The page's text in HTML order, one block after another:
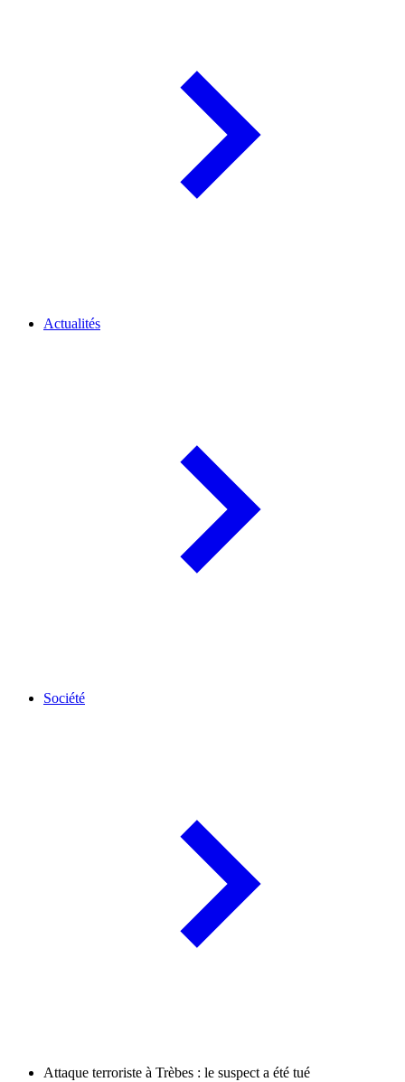
Actualités
Société
Attaque terroriste à Trèbes : le suspect a été tué